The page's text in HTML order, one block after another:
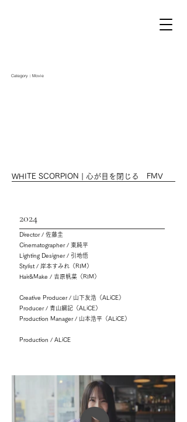
Category：Movie
WHITE SCORPION | 心が目を閉じる FMV
2024
Director / 佐藤圭
Cinematographer / 東純平
Lighting Designer / 引地悟
Stylist / 岸本すみれ（RIM）
Hair&Make / 吉原帆菜（RIM）
Creative Producer / 山下友浩（ALiCE）
Producer / 青山綱記（ALiCE）
Production Manager / 山本浩平（ALiCE）
Production / ALiCE